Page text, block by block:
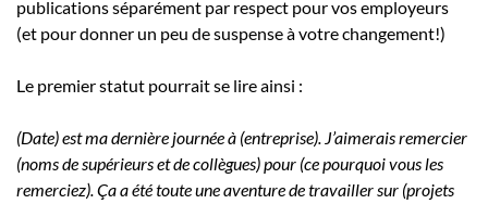
publications séparément par respect pour vos employeurs
(et pour donner un peu de suspense à votre changement!)
Le premier statut pourrait se lire ainsi :
(Date) est ma dernière journée à (entreprise). J’aimerais remercier
(noms de supérieurs et de collègues) pour (ce pourquoi vous les
remerciez). Ça a été toute une aventure de travailler sur (projets